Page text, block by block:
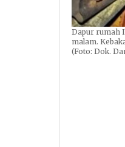
Dapur rumah
malam.
(Foto: Dok.